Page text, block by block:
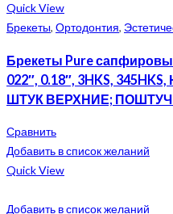
Quick View
Брекеты, Ортодонтия,
Брекеты Pure
022″, 0.18″, 3HKS,
ШТУК ВЕРХНИЕ;
Сравнить
Добавить в список желаний
Quick View
Добавить в список желаний